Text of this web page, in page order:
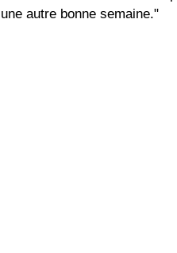
une autre bonne semaine."